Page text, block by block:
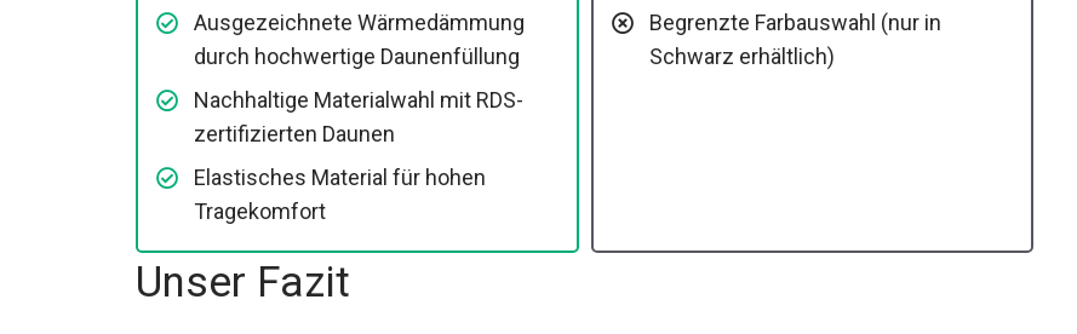
Ausgezeichnete Wärmedämmung
durch hochwertige Daunenfüllung
Nachhaltige Materialwahl mit RDS-
zertifizierten Daunen
Elastisches Material für hohen
Tragekomfort
Begrenzte Farbauswahl (nur in
Schwarz erhältlich)
Unser Fazit